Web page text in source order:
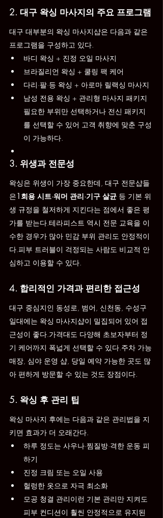
2. 대구 왁싱 마사지의 주요 프로그램
대구 대부분의 왁싱 마사지샵은 다음과 같은
프로그램을 구성하고 있다.
바디 왁싱 + 진정 오일 마사지
브라질리언 왁싱 + 쿨링 팩 케어
다리·팔·등 왁싱 + 아로마 릴랙싱 마사지
남성 전용 왁싱 + 관리형 마사지 패키지
필요한 부위만 선택하거나 전신 패키지
를 선택할 수 있어 고객 취향에 맞춘 구성
이 가능하다.
3. 위생과 전문성
왁싱은 위생이 가장 중요한데, 대구 전문샵들
은1회용 시트·워머 관리·기구 살균 등 기본 위
생 규정을 철저하게 지킨다는 점에서 좋은 평
가를 받는다.테라피스트 역시 전문 교육을 이
수한 경우가 많아 민감 부위 관리도 안정적이
다.피부 트러블이 걱정되는 사람도 비교적 안
심하고 이용할 수 있다.
4. 합리적인 가격과 편리한 접근성
대구 중심지인 동성로, 범어, 신천동, 수성구
일대에는 왁싱 마사지샵이 밀집되어 있어 접
근성이 좋다.가격대도 다양해 초보자부터 정
기 케어까지 폭넓게 선택할 수 있다.주차 가능
매장, 심야 운영 샵, 당일 예약 가능한 곳도 많
아 편하게 방문할 수 있는 것도 장점이다.
5. 왁싱 후 관리 팁
왁싱 마사지 후에는 다음과 같은 관리법을 지
키면 효과가 더 오래간다.
하루 정도는 사우나·찜질방·격한 운동 피
하기
진정 크림 또는 오일 사용
헐렁한 옷으로 자극 최소화
모공 청결 관리이런 기본 관리만 지켜도
피부 컨디션이 훨씬 안정적으로 유지된